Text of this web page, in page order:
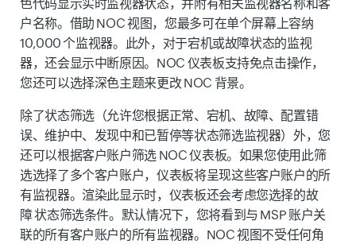
色代码显示实时监视器状态，并附有相关监视器名称和客
户名称。借助 NOC 视图，您最多可在单个屏幕上容纳
10,000 个监视器。此外，对于宕机或故障状态的监视
器，还会显示中断原因。NOC 仪表板支持免点击操作，
您还可以选择深色主题来更改 NOC 背景。
除了状态筛选（允许您根据正常、 宕机、 故障、 配置错
误、维护中、 发现中和已暂停等状态筛选监视器）外，您
还可以根据客户账户筛选 NOC 仪表板。如果您使用此筛
选选择了多个客户账户，仪表板将呈现这些客户账户的所
有监视器。渲染此显示时，仪表板还会考虑您选择的故
障状态筛选条件。默认情况下，您将看到与 MSP 账户关
联的所有客户账户的所有监视器。NOC 视图不受任何角